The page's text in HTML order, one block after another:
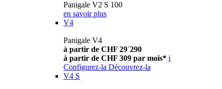
Panigale V2 S 100
en savoir plus
V4
Panigale V4
à partir de CHF 29´290
à partir de CHF 309 par mois* i
Configurez-la Découvrez-la
V4 S